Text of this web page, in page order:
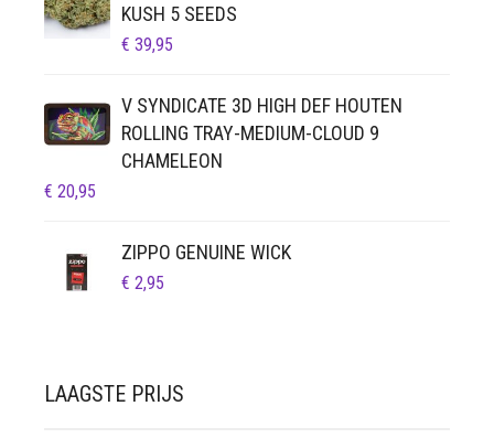
KUSH 5 SEEDS
€ 39,95
V SYNDICATE 3D HIGH DEF HOUTEN
ROLLING TRAY-MEDIUM-CLOUD 9
CHAMELEON
€ 20,95
ZIPPO GENUINE WICK
€ 2,95
LAAGSTE PRIJS